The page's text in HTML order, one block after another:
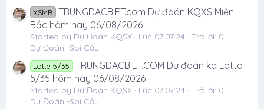
XSMB
TRUNGDACBIET.com Dự đoán KQXS Miền
Bắc hôm nay 06/08/2026
Started by Dự Đoán KQSX Lúc 07:07:24
Trả lời: 0
Dự Đoán -Soi Cầu
Lotte 5/35
TRUNGDACBIET.COM Dự đoán kq Lotto
5/35 hôm nay 06/08/2026
Started by Dự Đoán KQSX Lúc 07:07:24
Trả lời: 0
Dự Đoán -Soi Cầu